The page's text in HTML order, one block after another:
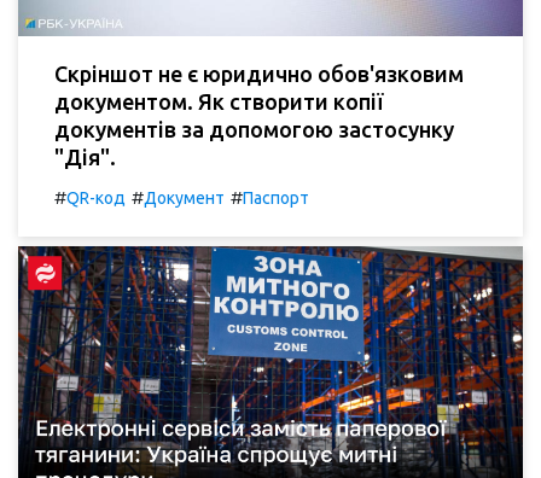
Скріншот не є юридично обов'язковим
документом. Як створити копії
документів за допомогою застосунку
"Дія".
#QR-код #Документ #Паспорт